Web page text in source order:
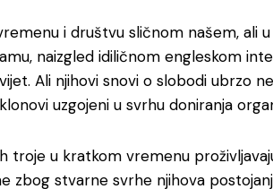
i društvu sličnom našem, ali
naizgled idiličnom engleskom
Ali njihovi snovi o slobodi ubrzo
uzgojeni u svrhu doniranja
troje u kratkom vremenu
zbog stvarne svrhe njihova